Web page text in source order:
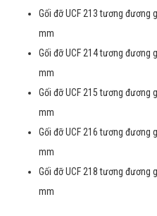
Gối đỡ UCF 213 tương đương
mm
Gối đỡ UCF 214 tương đương
mm
Gối đỡ UCF 215 tương đương
mm
Gối đỡ UCF 216 tương đương
mm
Gối đỡ UCF 218 tương đương
mm